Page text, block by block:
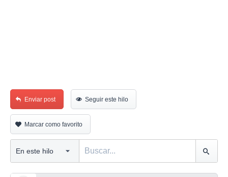
Enviar post Seguir este hilo
Marcar como favorito